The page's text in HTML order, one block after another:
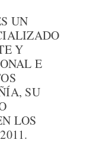
UN
Y
E
SU
LOS